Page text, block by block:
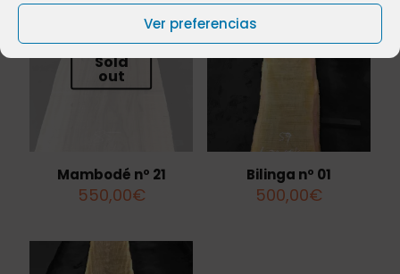
Ver preferencias
Sold
out
Mambodé nº 21
550,00€
Bilinga nº 01
500,00€